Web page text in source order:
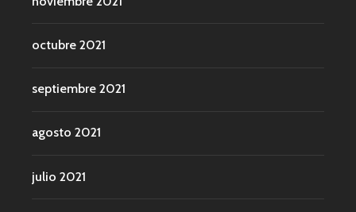
octubre 2021
septiembre 2021
agosto 2021
julio 2021